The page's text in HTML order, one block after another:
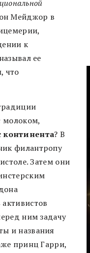
Мейджор в
к
ее
что
молоком,
? В
филантропу
Затем они
ним задачу
и названия
принц Гарри,